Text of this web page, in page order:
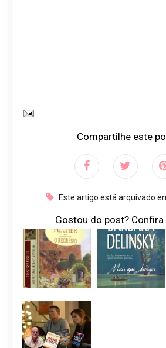
Compartilhe este
Este artigo está arquivado
Gostou do post?